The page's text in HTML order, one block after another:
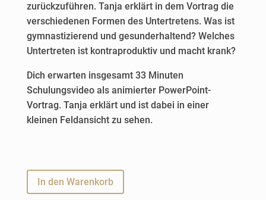
zurückzuführen. Tanja erklärt in dem Vortrag die
verschiedenen Formen des Untertretens. Was ist
gymnastizierend und gesunderhaltend? Welches
Untertreten ist kontraproduktiv und macht krank?
Dich erwarten insgesamt 33 Minuten
Schulungsvideo als animierter PowerPoint-
Vortrag. Tanja erklärt und ist dabei in einer
kleinen Feldansicht zu sehen.
In den Warenkorb
l